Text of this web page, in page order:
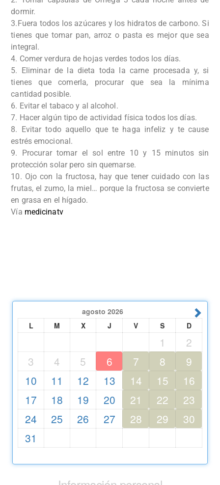
dormir.
3.Fuera todos los azúcares y los hidratos de carbono. Si
tienes que tomar pan, arroz o pasta es mejor que sea
integral.
4. Comer verdura de hojas verdes todos los días.
5. Eliminar de la dieta toda la carne procesada y, si
tienes que comerla, procurar que sea la mínima
cantidad posible.
6. Evitar el tabaco y al alcohol.
7. Hacer algún tipo de actividad física todos los días.
8. Evitar todo aquello que te haga infeliz y te cause
estrés emocional.
9. Procurar tomar el sol entre 10 y 15 minutos sin
protección solar pero sin quemarse.
10. Ojo con la fructosa, hay que tener cuidado con las
frutas, el zumo, la miel… porque la fructosa se convierte
en grasa en el hígado.
Vía medicinatv
agosto 2026
L
M X J V S D
1
2
3
4 5 6 7 8
9
10
11 12 13 14 15
16
17
18 19 20 21 22
23
24
25 26 27 28 29
30
31